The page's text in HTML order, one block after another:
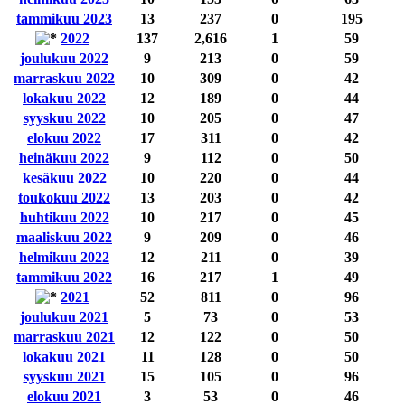
tammikuu 2023
13 237 0
195
2022
137 2,616 1
59
joulukuu 2022
9 213 0
59
marraskuu 2022
10 309 0
42
lokakuu 2022
12 189 0
44
syyskuu 2022
10 205 0
47
elokuu 2022
17 311 0
42
heinäkuu 2022
9 112 0
50
kesäkuu 2022
10 220 0
44
toukokuu 2022
13 203 0
42
huhtikuu 2022
10 217 0
45
maaliskuu 2022
9 209 0
46
helmikuu 2022
12 211 0
39
tammikuu 2022
16 217 1
49
2021
52 811 0
96
joulukuu 2021
5 73 0
53
marraskuu 2021
12 122 0
50
lokakuu 2021
11 128 0
50
syyskuu 2021
15 105 0
96
elokuu 2021
3 53 0
46